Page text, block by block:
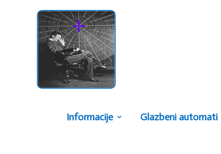
Informacije Glazbeni automati